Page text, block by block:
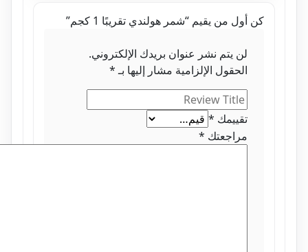
كن أول من يقيم “شمر هولندي تقريبًا 1 كجم”
لن يتم نشر عنوان بريدك الإلكتروني.
الحقول الإلزامية مشار إليها بـ*
مراجعتك*